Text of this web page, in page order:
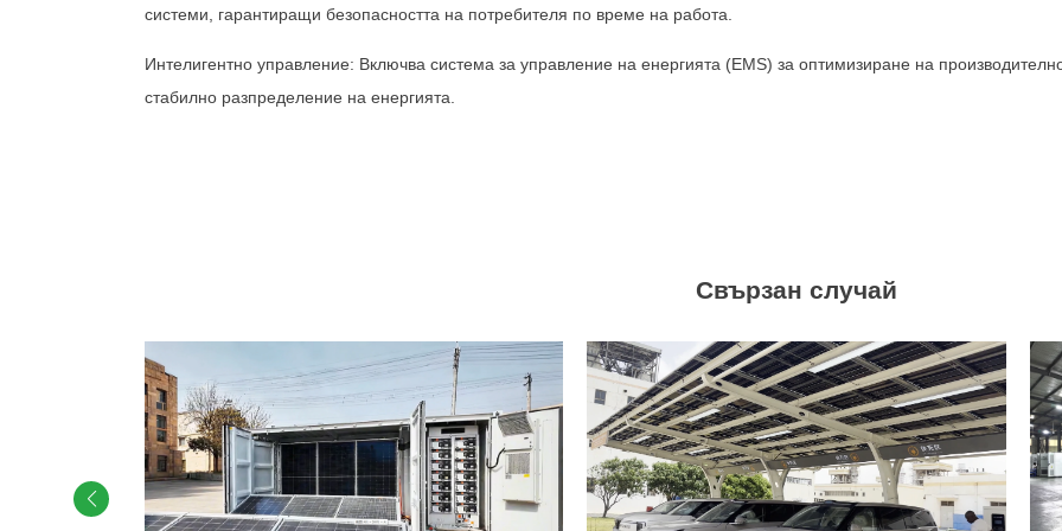
системи, гарантиращи безопасността на потребителя по време на работа.
Интелигентно управление: Включва система за управление на енергията (EMS) за оптимизиране на
стабилно разпределение на енергията.
Свързан случай